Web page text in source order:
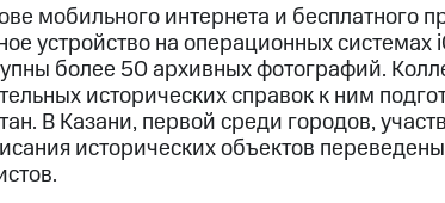
мобильного интернета и бесплатного
устройство на операционных системах
более 50 архивных фотографий.
исторических справок к ним
В Казани, первой среди городов,
исторических объектов